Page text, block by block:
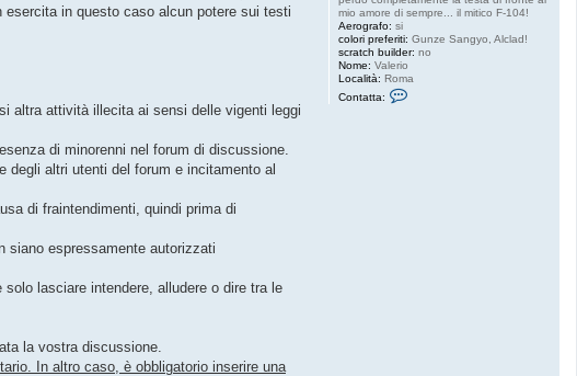
mio amore di sempre... il mitico F-104!
Aerografo: si
colori preferiti: Gunze Sangyo, Alclad!
scratch builder: no
Nome: Valerio
Località: Roma
Contatta:
in questo caso alcun potere sui testi
altra attività illecita ai sensi delle vigenti leggi
di minorenni nel forum di discussione.
degli altri utenti del forum e incitamento al
di fraintendimenti, quindi prima di
siano espressamente autorizzati
lasciare intendere, alludere o dire tra le
la vostra discussione.
In altro caso, è obbligatorio inserire una